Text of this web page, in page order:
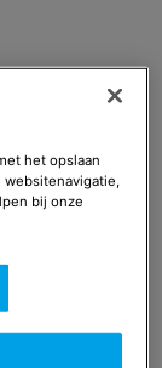
cv-ketels
en
het opslaan
websitenavigatie,
bij onze